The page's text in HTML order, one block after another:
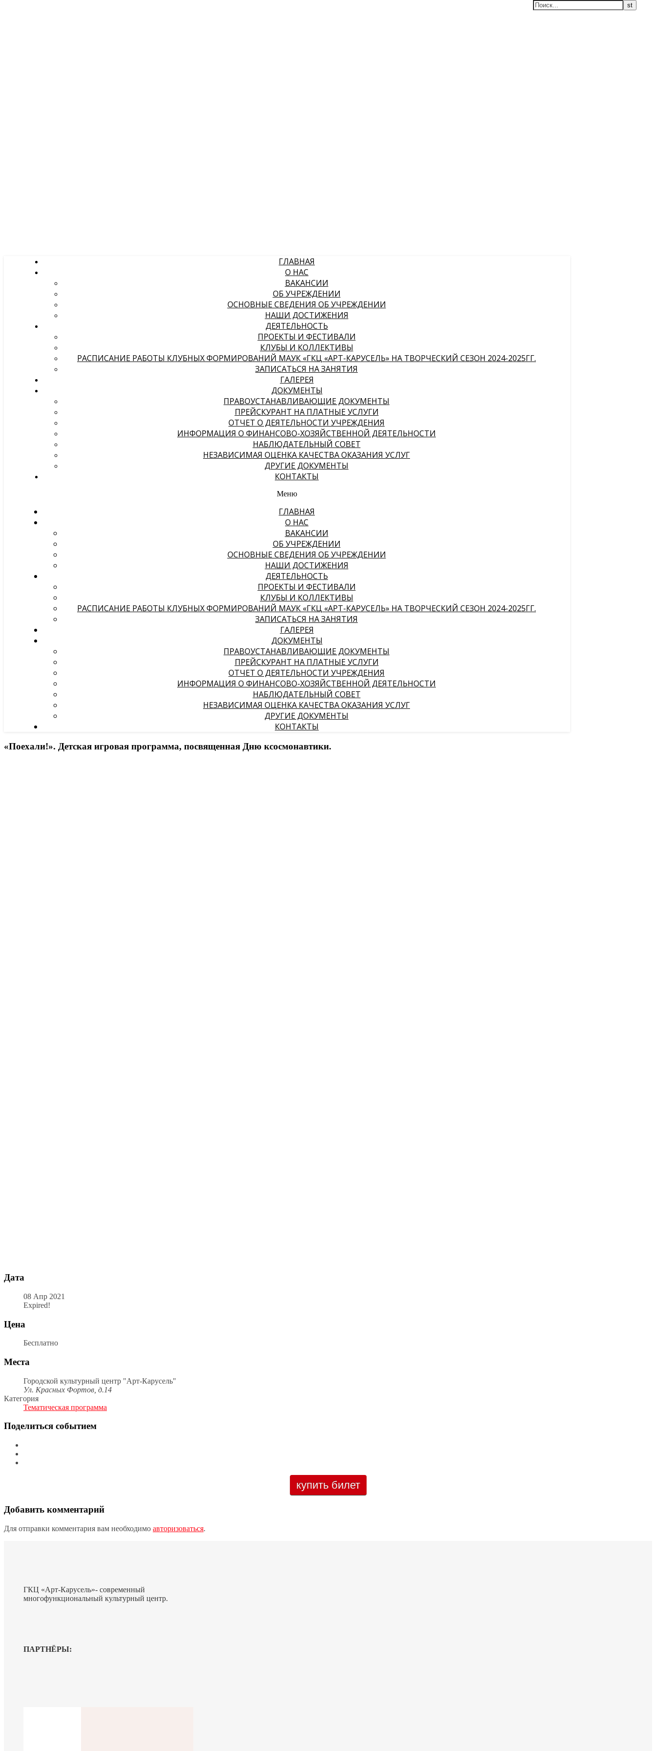
ГЛАВНАЯ
О НАС
ВАКАНСИИ
ОБ УЧРЕЖДЕНИИ
ОСНОВНЫЕ СВЕДЕНИЯ ОБ УЧРЕЖДЕНИИ
НАШИ ДОСТИЖЕНИЯ
ДЕЯТЕЛЬНОСТЬ
ПРОЕКТЫ И ФЕСТИВАЛИ
КЛУБЫ И КОЛЛЕКТИВЫ
РАСПИСАНИЕ РАБОТЫ КЛУБНЫХ ФОРМИРОВАНИЙ МАУК «ГКЦ «АРТ-КАРУСЕЛЬ» НА ТВОРЧЕСКИЙ СЕЗОН 2024-2025ГГ.
ЗАПИСАТЬСЯ НА ЗАНЯТИЯ
ГАЛЕРЕЯ
ДОКУМЕНТЫ
ПРАВОУСТАНАВЛИВАЮЩИЕ ДОКУМЕНТЫ
ПРЕЙСКУРАНТ НА ПЛАТНЫЕ УСЛУГИ
ОТЧЕТ О ДЕЯТЕЛЬНОСТИ УЧРЕЖДЕНИЯ
ИНФОРМАЦИЯ О ФИНАНСОВО-ХОЗЯЙСТВЕННОЙ ДЕЯТЕЛЬНОСТИ
НАБЛЮДАТЕЛЬНЫЙ СОВЕТ
НЕЗАВИСИМАЯ ОЦЕНКА КАЧЕСТВА ОКАЗАНИЯ УСЛУГ
ДРУГИЕ ДОКУМЕНТЫ
КОНТАКТЫ
Меню
ГЛАВНАЯ
О НАС
ВАКАНСИИ
ОБ УЧРЕЖДЕНИИ
ОСНОВНЫЕ СВЕДЕНИЯ ОБ УЧРЕЖДЕНИИ
НАШИ ДОСТИЖЕНИЯ
ДЕЯТЕЛЬНОСТЬ
ПРОЕКТЫ И ФЕСТИВАЛИ
КЛУБЫ И КОЛЛЕКТИВЫ
РАСПИСАНИЕ РАБОТЫ КЛУБНЫХ ФОРМИРОВАНИЙ МАУК «ГКЦ «АРТ-КАРУСЕЛЬ» НА ТВОРЧЕСКИЙ СЕЗОН 2024-2025ГГ.
ЗАПИСАТЬСЯ НА ЗАНЯТИЯ
ГАЛЕРЕЯ
ДОКУМЕНТЫ
ПРАВОУСТАНАВЛИВАЮЩИЕ ДОКУМЕНТЫ
ПРЕЙСКУРАНТ НА ПЛАТНЫЕ УСЛУГИ
ОТЧЕТ О ДЕЯТЕЛЬНОСТИ УЧРЕЖДЕНИЯ
ИНФОРМАЦИЯ О ФИНАНСОВО-ХОЗЯЙСТВЕННОЙ ДЕЯТЕЛЬНОСТИ
НАБЛЮДАТЕЛЬНЫЙ СОВЕТ
НЕЗАВИСИМАЯ ОЦЕНКА КАЧЕСТВА ОКАЗАНИЯ УСЛУГ
ДРУГИЕ ДОКУМЕНТЫ
КОНТАКТЫ
«Поехали!». Детская игровая программа, посвященная Дню ксосмонавтики.
Дата
08 Апр 2021
Expired!
Цена
Бесплатно
Места
Городской культурный центр "Арт-Карусель"
Ул. Красных Фортов, д.14
Категория
Тематическая программа
Поделиться событием
купить билет
Добавить комментарий
Для отправки комментария вам необходимо авторизоваться.
ГКЦ «Арт-Карусель»- современный
многофункциональный культурный центр.
ПАРТНЁРЫ: